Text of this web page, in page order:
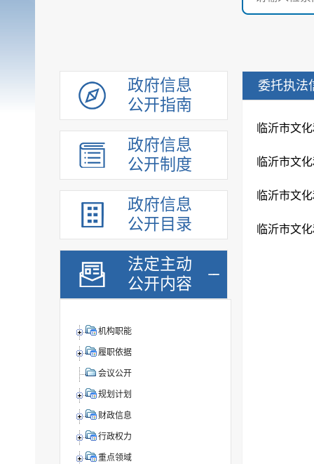
政府信息
公开指南
政府信息
公开制度
政府信息
公开目录
法定主动
公开内容
机构职能
履职依据
会议公开
规划计划
财政信息
行政权力
重点领域
委托执法
临沂市文
临沂市文
临沂市文
临沂市文